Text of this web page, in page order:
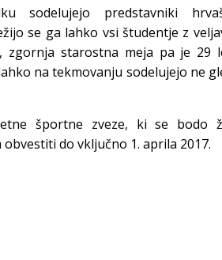
sodelujejo predstavniki
se ga lahko vsi študentje z
zgornja starostna meja pa je 29
na tekmovanju sodelujejo ne
športne zveze, ki se bodo
do vključno 1. aprila 2017.